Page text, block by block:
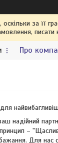
за її
Про
надійний
–
Для нас